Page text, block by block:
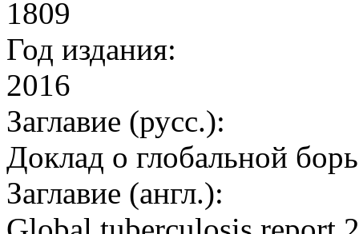
1809
Год издания:
2016
Заглавие (русс.):
Доклад о глобальной
Заглавие (англ.):